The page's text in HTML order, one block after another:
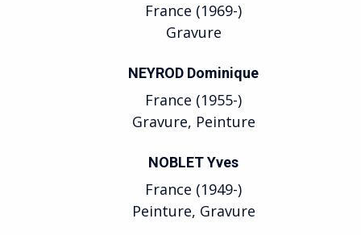
France (1969-)
Gravure
NEYROD Dominique
France (1955-)
Gravure, Peinture
NOBLET Yves
France (1949-)
Peinture, Gravure